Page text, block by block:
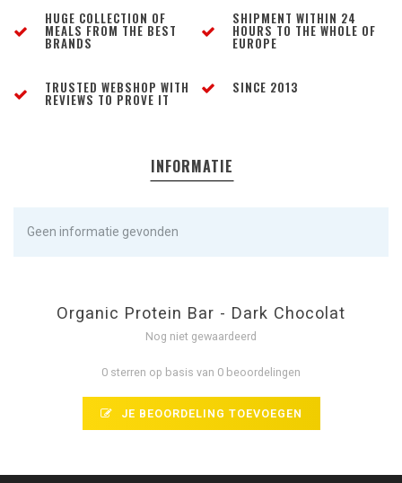
HUGE COLLECTION OF
MEALS FROM THE BEST
BRANDS
SHIPMENT WITHIN 24
HOURS TO THE WHOLE OF
EUROPE
TRUSTED WEBSHOP WITH
REVIEWS TO PROVE IT
SINCE 2013
INFORMATIE
Geen informatie gevonden
Organic Protein Bar - Dark Chocolat
Nog niet gewaardeerd
0 sterren op basis van 0 beoordelingen
JE BEOORDELING TOEVOEGEN